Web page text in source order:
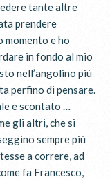
tante altre
prendere
momento e ho
in fondo al mio
nell’angolino più
perfino di pensare.
e scontato …
gli altri, che si
sempre più
a correre, ad
fa Francesco,